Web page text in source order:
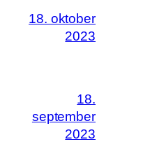
18. oktober
2023
18.
september
2023